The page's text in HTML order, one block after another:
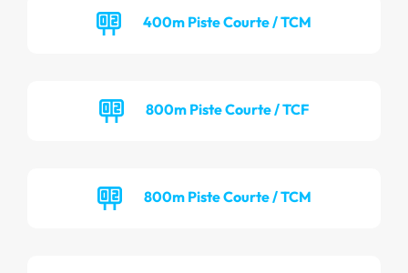
400m Piste Courte / TCM
800m Piste Courte / TCF
800m Piste Courte / TCM